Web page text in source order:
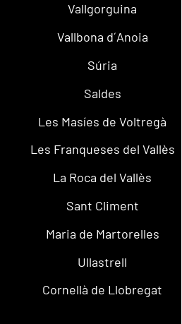
Vallgorguina
Vallbona d´Anoia
Súria
Saldes
Les Masíes de Voltregà
Les Franqueses del Vallès
La Roca del Vallès
Sant Climent
Maria de Martorelles
Ullastrell
Cornellà de Llobregat